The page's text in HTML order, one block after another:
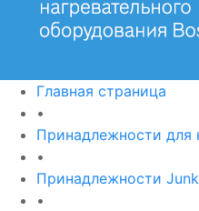
Главная страница
•
Принадлежности для
•
Принадлежности
•